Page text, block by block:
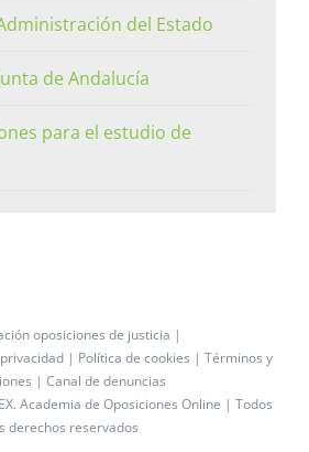
del Estado
de Andalucía
para el estudio de
oposiciones de justicia |
| Política de cookies | Términos y
| Canal de denuncias
Academia de Oposiciones Online | Todos
derechos reservados